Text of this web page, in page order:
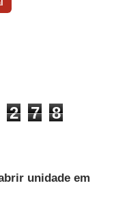
2 7 8
unidade em